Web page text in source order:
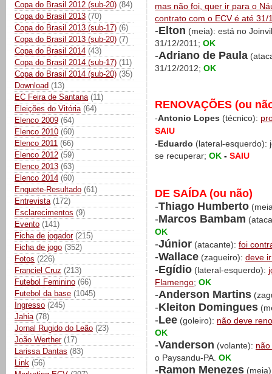
Copa do Brasil 2012 (sub-20) (84)
Copa do Brasil 2013 (70)
Copa do Brasil 2013 (sub-17) (6)
Copa do Brasil 2013 (sub-20) (7)
Copa do Brasil 2014 (43)
Copa do Brasil 2014 (sub-17) (11)
Copa do Brasil 2014 (sub-20) (35)
Download (13)
EC Feira de Santana (11)
Eleições do Vitória (64)
Elenco 2009 (64)
Elenco 2010 (60)
Elenco 2011 (66)
Elenco 2012 (59)
Elenco 2013 (63)
Elenco 2014 (60)
Enquete-Resultado (61)
Entrevista (172)
Esclarecimentos (9)
Evento (141)
Ficha de jogador (215)
Ficha de jogo (352)
Fotos (226)
Franciel Cruz (213)
Futebol Feminino (66)
Futebol da base (1045)
Ingresso (245)
Jahia (78)
Jornal Rugido do Leão (23)
João Werther (17)
Larissa Dantas (83)
Link (56)
mas não foi, quer ir para o
contrato com o ECV é até 31/
-Elton (meia): está no
31/12/2011; OK
-Adriano de Paula
31/12/2012; OK
RENOVAÇÕES (ou
-Antonio Lopes (técnico):
SAIU
-Eduardo (lateral-esquerdo):
se recuperar; OK - SAIU
DE SAÍDA (ou não)
-Thiago Humberto
-Marcos Bambam
OK
-Júnior (atacante): foi
-Wallace (zagueiro): deve
-Egídio (lateral-esquerdo):
Flamengo; OK
-Anderson Martins
-Kleiton Domingues
-Lee (goleiro): não deve
OK
-Vanderson (volante):
o Paysandu-PA. OK
-Ramon Menezes